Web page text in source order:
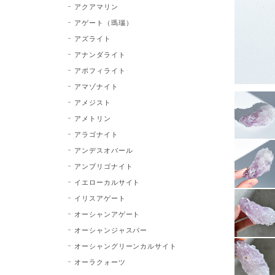
アクアマリン
アゲート（瑪瑙）
アズライト
アナンダライト
アポフィライト
アマゾナイト
アメジスト
アメトリン
アラゴナイト
アンデスオパール
アンブリゴナイト
イエローカルサイト
イリスアゲート
オーシャンアゲート
オーシャンジャスパー
オーシャングリーンカルサイト
オーラクォーツ